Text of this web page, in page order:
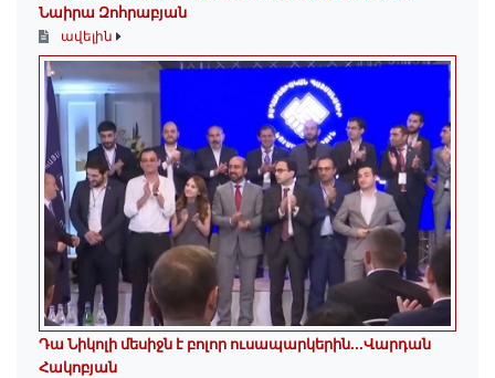
Նաիրա Զոհրաբյան
ավելին
Դա Նիկոլի մեսիջն է բոլոր ուսապարկերին․․․Վարդան
Հակոբյան